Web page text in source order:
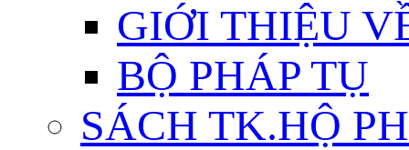
GIỚI THIỆU
BỘ PHÁP TỤ
SÁCH TK.HỘ